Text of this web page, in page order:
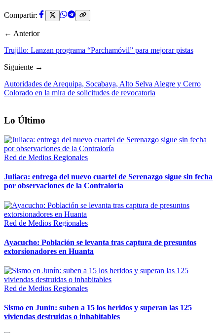
Compartir:
← Anterior
Trujillo: Lanzan programa “Parchamóvil” para mejorar pistas
Siguiente →
Autoridades de Arequipa, Socabaya, Alto Selva Alegre y Cerro
Colorado en la mira de solicitudes de revocatoria
Lo Último
Red de Medios Regionales
Juliaca: entrega del nuevo cuartel de Serenazgo sigue sin fecha
por observaciones de la Contraloría
Red de Medios Regionales
Ayacucho: Población se levanta tras captura de presuntos
extorsionadores en Huanta
Red de Medios Regionales
Sismo en Junín: suben a 15 los heridos y superan las 125
viviendas destruidas o inhabitables